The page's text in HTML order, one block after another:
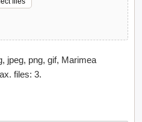
jpeg, png, gif, Marimea
files: 3.